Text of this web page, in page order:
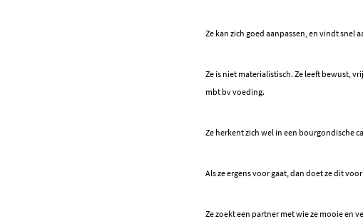
Ze kan zich goed aanpassen, en vindt snel
Ze is niet materialistisch. Ze leeft bewust,
mbt bv voeding.
Ze herkent zich wel in een bourgondische
Als ze ergens voor gaat, dan doet ze dit
Ze zoekt een partner met wie ze mooie en